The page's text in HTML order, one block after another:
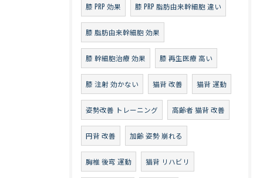
膝 PRP 効果 膝 PRP 脂肪由来幹細胞 違い
膝 脂肪由来幹細胞 効果
膝 幹細胞治療 効果 膝 再生医療 高い
膝 注射 効かない 猫背 改善 猫背 運動
姿勢改善 トレーニング 高齢者 猫背 改善
円背 改善 加齢 姿勢 崩れる
胸椎 後弯 運動 猫背 リハビリ